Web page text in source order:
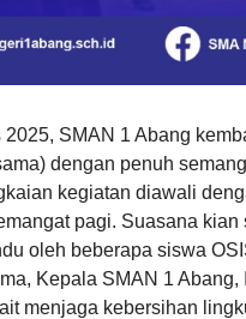
2025, SMAN 1 Abang
dengan penuh
kegiatan diawali
pagi. Suasana
oleh beberapa siswa
Kepala SMAN 1
menjaga kebersihan